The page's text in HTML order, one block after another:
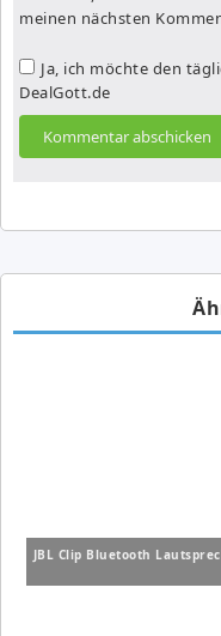
meinen nächsten
Ja, ich möchte den
DealGott.de
JBL Clip Bluetooth